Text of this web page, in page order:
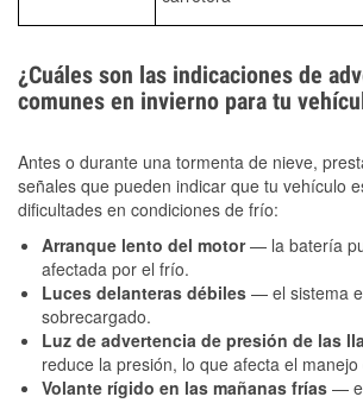
¿Cuáles son las indicaciones de
comunes en invierno para tu
Antes o durante una tormenta de nieve,
señales que pueden indicar que tu vehículo
dificultades en condiciones de frío:
Arranque lento del motor— la batería
afectada por el frío.
Luces delanteras débiles — el sistema
sobrecargado.
Luz de advertencia de presión de las
reduce la presión, lo que afecta el
Volante rígido en las mañanas frías —